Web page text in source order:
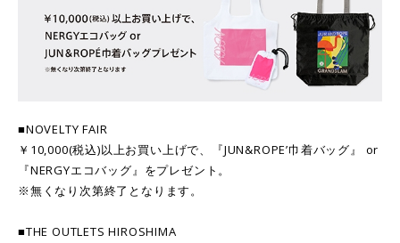
■NOVELTY FAIR
￥10,000(税込)以上お買い上げで、『JUN&ROPE’巾着バッグ』 or
『NERGYエコバッグ』をプレゼント。
※無くなり次第終了となります。
■THE OUTLETS HIROSHIMA